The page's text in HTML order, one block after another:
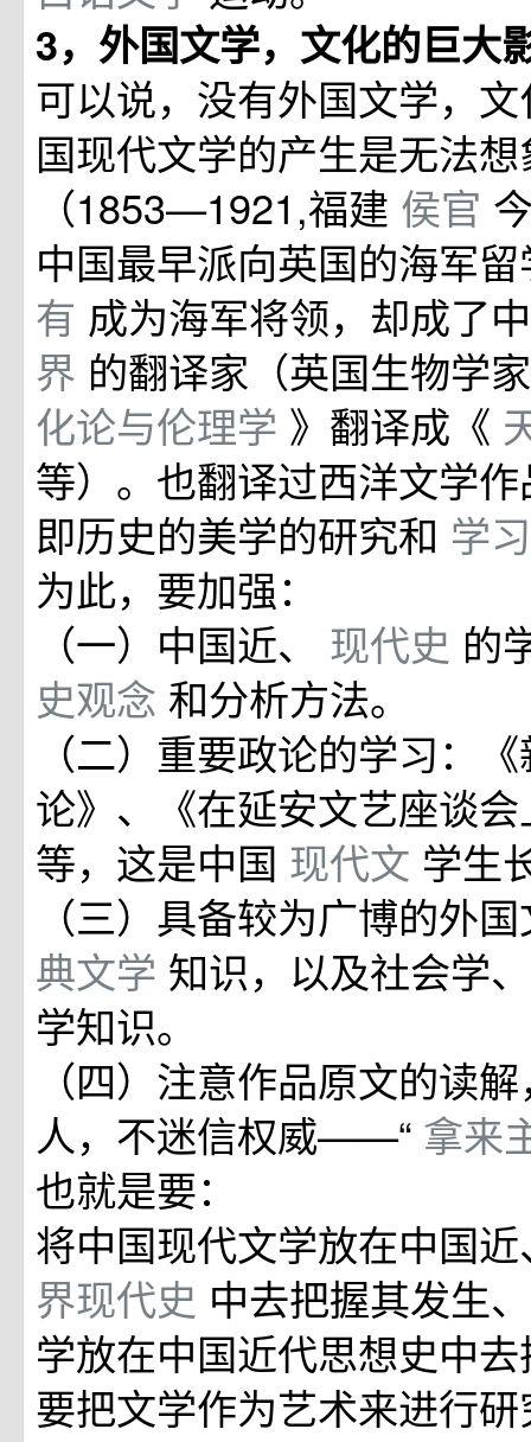
3，外国文学，文化的巨大
可以说，没有外国文学，
国现代文学的产生是无法
（1853—1921,福建 侯官
中国最早派向英国的海军
有 成为海军将领，却成了
界 的翻译家（英国生物学
化论与伦理学 》翻译成《
等）。也翻译过西洋文学
即历史的美学的研究和 学
为此，要加强：
（一）中国近、 现代史 的
史观念 和分析方法。
（二）重要政论的学习：
论》、《在延安文艺座谈
等，这是中国 现代文 学生
（三）具备较为广博的外
典文学 知识，以及社会学
学知识。
（四）注意作品原文的读
人，不迷信权威——“ 拿来
也就是要：
将中国现代文学放在中国
界现代史 中去把握其发生
学放在中国近代思想史中
要把文学作为艺术来进行